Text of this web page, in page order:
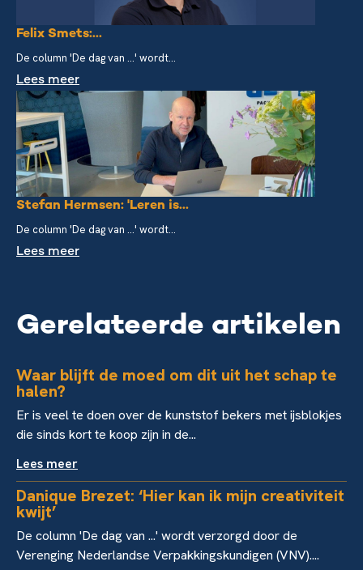
Felix Smets:...
De column 'De dag van ...' wordt...
Lees meer
Stefan Hermsen: 'Leren is...
De column 'De dag van ...' wordt...
Lees meer
Gerelateerde artikelen
Waar blijft de moed om dit uit het schap te
halen?
Er is veel te doen over de kunststof bekers met ijsblokjes
die sinds kort te koop zijn in de...
Lees meer
Danique Brezet: ‘Hier kan ik mijn creativiteit
kwijt’
De column 'De dag van ...' wordt verzorgd door de
Verenging Nederlandse Verpakkingskundigen (VNV)....